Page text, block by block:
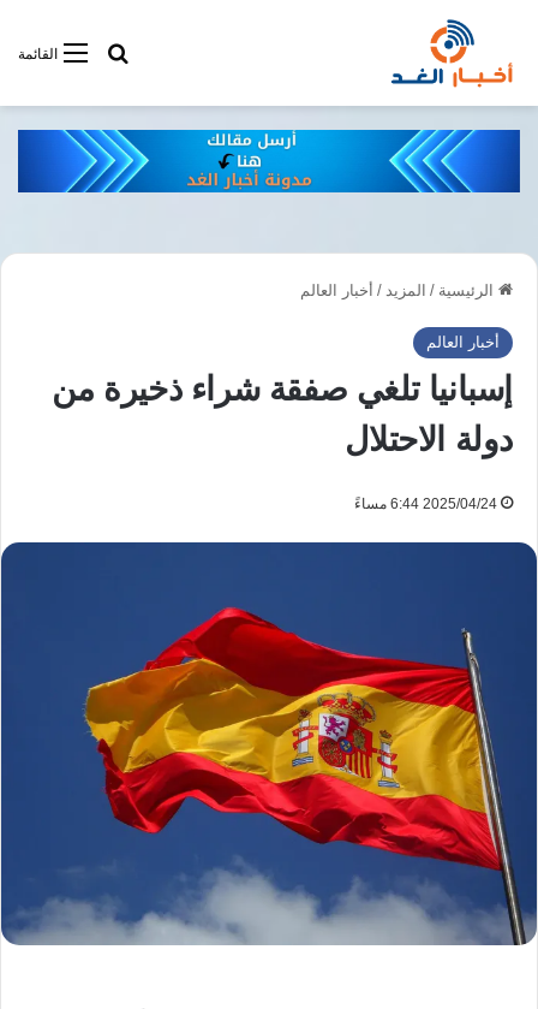
القائمةأبحت فى
الرئيسية / المزيد / أخبار العالم
أخبار العالم
إسبانيا تلغي صفقة شراء ذخيرة من
دولة الاحتلال
2025/04/24 6:44 مساءً